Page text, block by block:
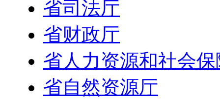
省司法厅
省财政厅
省人力资源和社会
省自然资源厅